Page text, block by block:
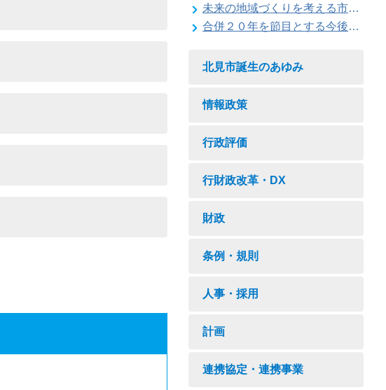
未来の地域づくりを考える市民会議
合併２０年を節目とする今後の地域づくりに関する市長懇話会
北見市誕生のあゆみ
情報政策
行政評価
行財政改革・DX
財政
条例・規則
人事・採用
計画
連携協定・連携事業